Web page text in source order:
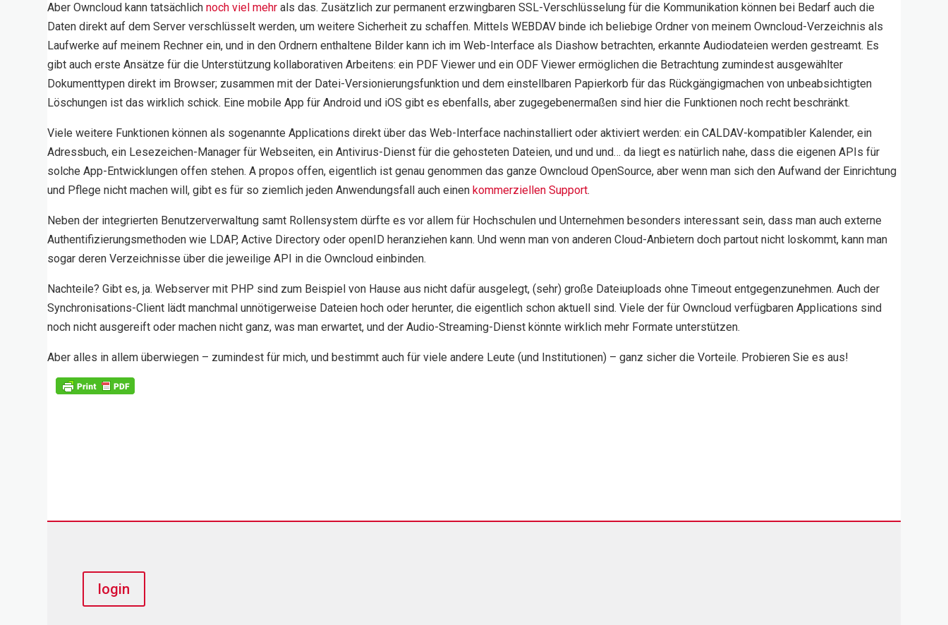
Aber Owncloud kann tatsächlichnoch viel mehr als das. Zusätzlich zur permanent erzwingbaren SSL-Verschlüsselung für die Kommunikation können bei Bedarf auch die
Daten direkt auf dem Server verschlüsselt werden, um weitere Sicherheit zu schaffen. Mittels WEBDAV binde ich beliebige Ordner von meinem Owncloud-Verzeichnis als
Laufwerke auf meinem Rechner ein, und in den Ordnern enthaltene Bilder kann ich im Web-Interface als Diashow betrachten, erkannte Audiodateien werden gestreamt. Es
gibt auch erste Ansätze für die Unterstützung kollaborativen Arbeitens: ein PDF Viewer und ein ODF Viewer ermöglichen die Betrachtung zumindest ausgewählter
Dokumenttypen direkt im Browser; zusammen mit der Datei-Versionierungsfunktion und dem einstellbaren Papierkorb für das Rückgängigmachen von unbeabsichtigten
Löschungen ist das wirklich schick. Eine mobile App für Android und iOS gibt es ebenfalls, aber zugegebenermaßen sind hier die Funktionen noch recht beschränkt.
Viele weitere Funktionen können als sogenannte Applications direkt über das Web-Interface nachinstalliert oder aktiviert werden: ein CALDAV-kompatibler Kalender, ein
Adressbuch, ein Lesezeichen-Manager für Webseiten, ein Antivirus-Dienst für die gehosteten Dateien, und und und… da liegt es natürlich nahe, dass die eigenen APIs für
solche App-Entwicklungen offen stehen. A propos offen, eigentlich ist genau genommen das ganze Owncloud OpenSource, aber wenn man sich den Aufwand der Einrichtung
und Pflege nicht machen will, gibt es für so ziemlich jeden Anwendungsfall auch einen kommerziellen Support.
Neben der integrierten Benutzerverwaltung samt Rollensystem dürfte es vor allem für Hochschulen und Unternehmen besonders interessant sein, dass man auch externe
Authentifizierungsmethoden wie LDAP, Active Directory oder openID heranziehen kann. Und wenn man von anderen Cloud-Anbietern doch partout nicht loskommt, kann man
sogar deren Verzeichnisse über die jeweilige API in die Owncloud einbinden.
Nachteile? Gibt es, ja. Webserver mit PHP sind zum Beispiel von Hause aus nicht dafür ausgelegt, (sehr) große Dateiuploads ohne Timeout entgegenzunehmen. Auch der
Synchronisations-Client lädt manchmal unnötigerweise Dateien hoch oder herunter, die eigentlich schon aktuell sind. Viele der für Owncloud verfügbaren Applications sind
noch nicht ausgereift oder machen nicht ganz, was man erwartet, und der Audio-Streaming-Dienst könnte wirklich mehr Formate unterstützen.
Aber alles in allem überwiegen – zumindest für mich, und bestimmt auch für viele andere Leute (und Institutionen) – ganz sicher die Vorteile. Probieren Sie es aus!
login